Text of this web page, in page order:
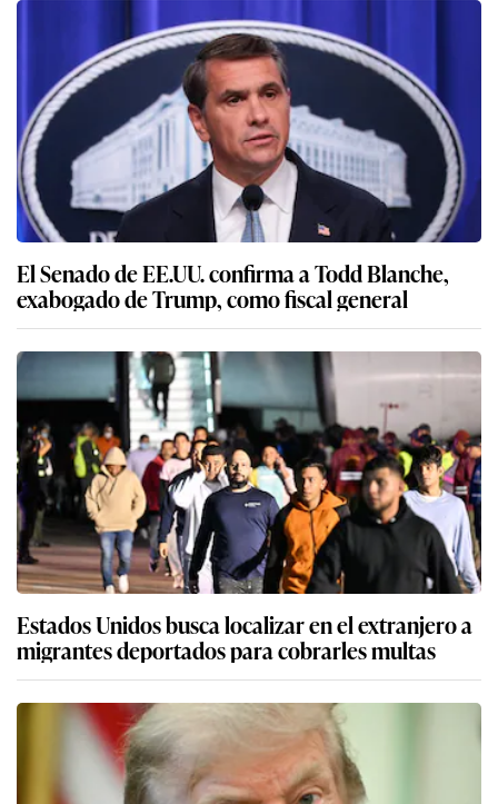
El Senado de EE.UU. confirma a Todd Blanche,
exabogado de Trump, como fiscal general
Estados Unidos busca localizar en el extranjero a
migrantes deportados para cobrarles multas